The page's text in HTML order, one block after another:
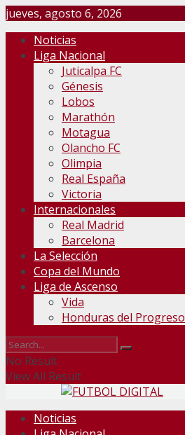
jueves, agosto 6, 2026
Noticias
Liga Nacional
Juticalpa FC
Génesis
Lobos
Marathón
Motagua
Olancho FC
Olimpia
Real España
Victoria
Internacionales
Real Madrid
Barcelona
La Selección
Copa del Mundo
Liga de Ascenso
Vida
Honduras del Progreso
No Result
View All Result
Noticias